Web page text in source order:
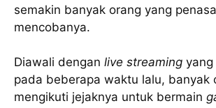
semakin banyak orang yang
mencobanya.
Diawali dengan live streaming yang
pada beberapa waktu lalu, banyak
mengikuti jejaknya untuk bermain